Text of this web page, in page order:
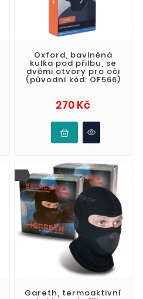
Oxford, bavlněná
kulka pod přilbu, se
dvěmi otvory pro oči
(původní kód: OF566)
270 KčCena
Gareth, termoaktivní